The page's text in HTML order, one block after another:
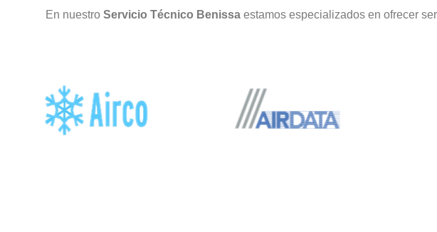
En nuestro Servicio Técnico Benissa estamos especializados en ofrecer